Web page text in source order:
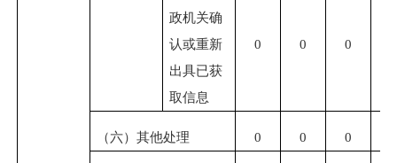
政机关确
认或重新
出具已获
取信息
0 0 0
（六）其他处理 0 0 0